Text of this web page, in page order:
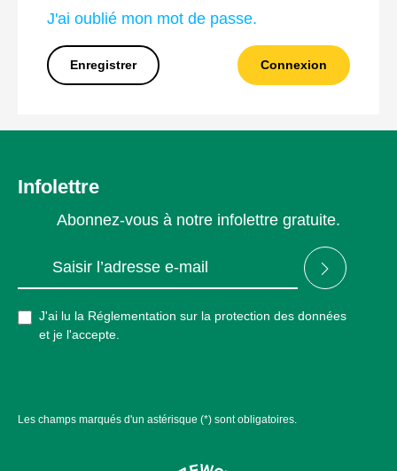
J'ai oublié mon mot de passe.
Enregistrer Connexion
Infolettre
Abonnez-vous à notre infolettre gratuite.
Adresse e-mail*
J'ai lu la Réglementation sur la protection des données
et je l'accepte.
Les champs marqués d'un astérisque (*) sont obligatoires.